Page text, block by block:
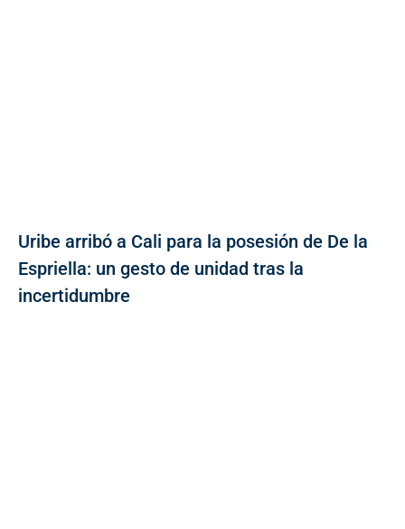
Uribe arribó a Cali para la posesión de De la
Espriella: un gesto de unidad tras la
incertidumbre